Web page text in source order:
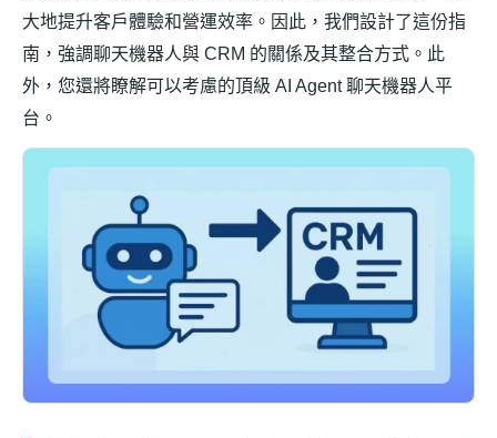
大地提升客戶體驗和營運效率。因此，我們設計了這份指
南，強調聊天機器人與 CRM 的關係及其整合方式。此
外，您還將瞭解可以考慮的頂級 AI Agent 聊天機器人平
台。